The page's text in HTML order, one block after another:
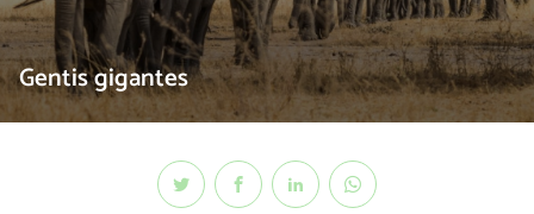
Gentis gigantes